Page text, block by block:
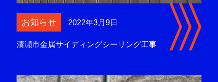
お知らせ 2022年3月9日
清瀬市金属サイディングシーリング工事